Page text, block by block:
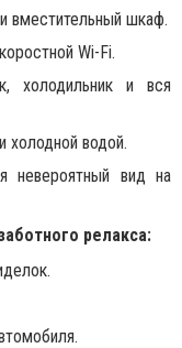
вместительный шкаф.
Wi-Fi.
холодильник и вся
холодной водой.
невероятный вид на
релакса: